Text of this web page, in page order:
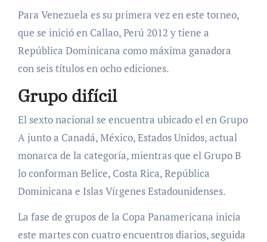
Para Venezuela es su primera vez en este torneo,
que se inició en Callao, Perú 2012 y tiene a
República Dominicana como máxima ganadora
con seis títulos en ocho ediciones.
Grupo difícil
El sexto nacional se encuentra ubicado el en Grupo
A junto a Canadá, México, Estados Unidos, actual
monarca de la categoría, mientras que el Grupo B
lo conforman Belice, Costa Rica, República
Dominicana e Islas Vírgenes Estadounidenses.
La fase de grupos de la Copa Panamericana inicia
este martes con cuatro encuentros diarios, seguida